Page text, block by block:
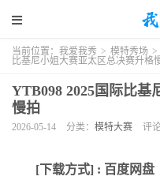
当前位置： 我爱我秀 > 模特秀场 >
比基尼小姐大赛亚太区总决赛升格
YTB098 2025国际比基
慢拍
2026-05-14 分类： 模特大赛 评
[下载方式] : 百度网盘